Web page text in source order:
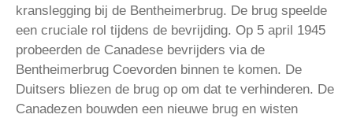
kranslegging bij de Bentheimerbrug. De brug speelde
een cruciale rol tijdens de bevrijding. Op 5 april 1945
probeerden de Canadese bevrijders via de
Bentheimerbrug Coevorden binnen te komen. De
Duitsers bliezen de brug op om dat te verhinderen. De
Canadezen bouwden een nieuwe brug en wisten